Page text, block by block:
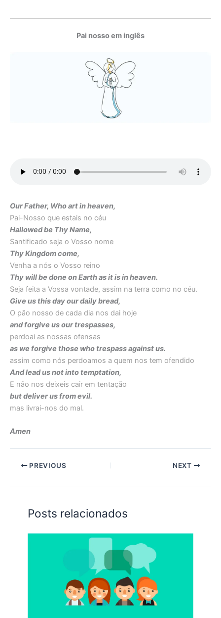
Pai nosso em inglês
Our Father, Who art in heaven,
Pai-Nosso que estais no céu
Hallowed be Thy Name,
Santificado seja o Vosso nome
Thy Kingdom come,
Venha a nós o Vosso reino
Thy will be done on Earth as it is in heaven.
Seja feita a Vossa vontade, assim na terra como no céu.
Give us this day our daily bread,
O pão nosso de cada dia nos dai hoje
and forgive us our trespasses,
perdoai as nossas ofensas
as we forgive those who trespass against us.
assim como nós perdoamos a quem nos tem ofendido
And lead us not into temptation,
E não nos deixeis cair em tentação
but deliver us from evil.
mas livrai-nos do mal.
Amen
PREVIOUS NEXT
Posts relacionados